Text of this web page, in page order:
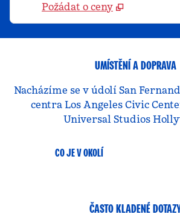
Požádat o ceny
UMÍSTĚNÍ A DOPRAVA
Nacházíme se v údolí San
centra Los Angeles Civic
Universal Studios
CO JE V OKOLÍ
ČASTO KLADENÉ